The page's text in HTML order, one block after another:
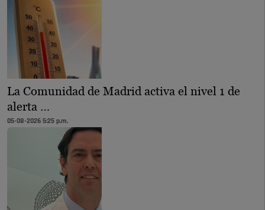
La Comunidad de Madrid activa el nivel 1 de
alerta …
05-08-2026 5:25 p.m.